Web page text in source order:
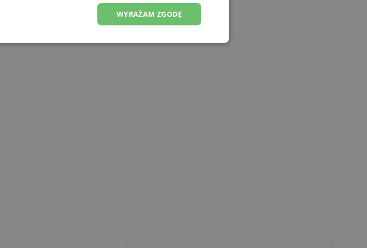
WYRAŻAM ZGODĘ